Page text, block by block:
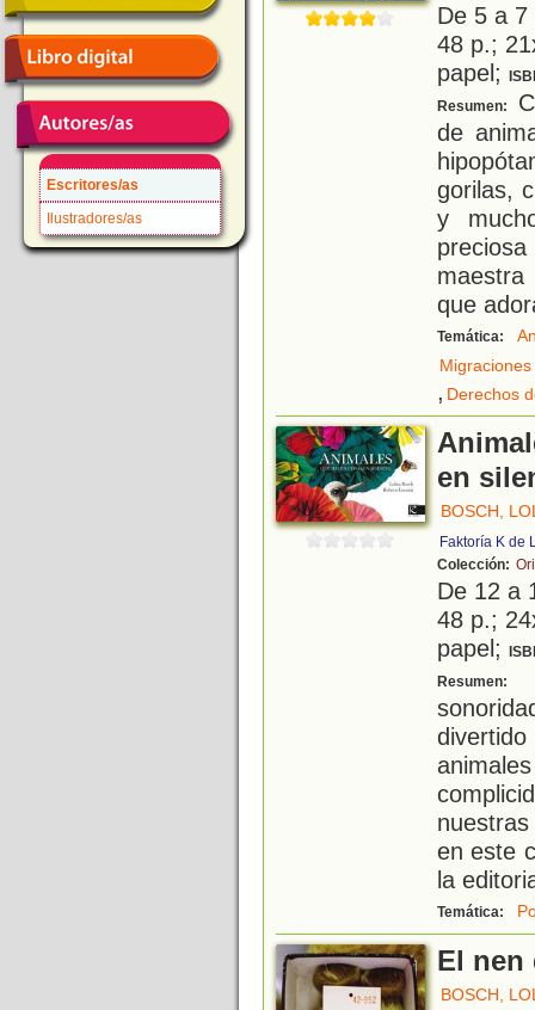
Escritores/as
Ilustradores/as
De 5 a
48 p.;
papel;
Resumen:
de
gorilas,
y
que
Temática:
Migraciones
, Derechos
en
BOSCH,
Faktoría K de
Colección:
De 12 a
48 p.;
papel;
Resumen:
en este
la
Temática:
El
BOSCH,